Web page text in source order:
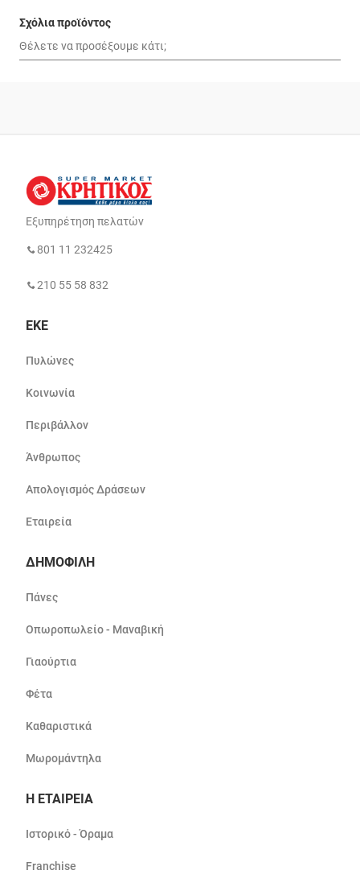
Σχόλια προϊόντος
Εξυπηρέτηση πελατών
801 11 232425
210 55 58 832
ΕΚΕ
Πυλώνες
Κοινωνία
Περιβάλλον
Άνθρωπος
Απολογισμός Δράσεων
Εταιρεία
ΔΗΜΟΦΙΛΗ
Πάνες
Οπωροπωλείο - Μαναβική
Γιαούρτια
Φέτα
Καθαριστικά
Μωρομάντηλα
Η ΕΤΑΙΡΕΙΑ
Ιστορικό - Όραμα
Franchise